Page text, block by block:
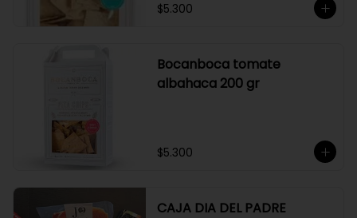
$5.300
Bocanboca tomate
albahaca 200 gr
$5.300
CAJA DIA DEL PADRE